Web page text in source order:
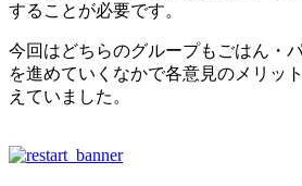
することが必要です。
今回はどちらのグループもごはん・
を進めていくなかで各意見のメリッ
えていました。